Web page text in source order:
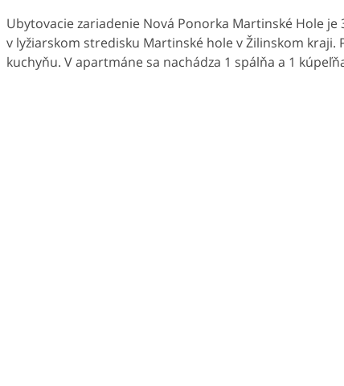
Ubytovacie zariadenie Nová Ponorka Martinské Hole
v lyžiarskom stredisku Martinské hole v Žilinskom
kuchyňu. V apartmáne sa nachádza 1 spálňa a 1